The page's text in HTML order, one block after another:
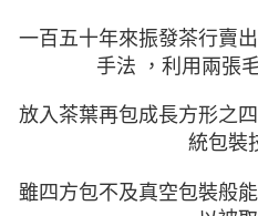
一百五十年來振發茶行賣
手法 ，利用兩張
放入茶葉再包成長方形之
統包裝
雖 四方包不及真空包裝般